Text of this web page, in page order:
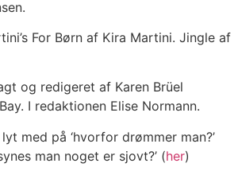
For Børn af Kira Martini. Jingle af
og redigeret af Karen Brüel
I redaktionen Elise Normann.
med på ‘hvorfor drømmer man?’
man noget er sjovt?’ (her)